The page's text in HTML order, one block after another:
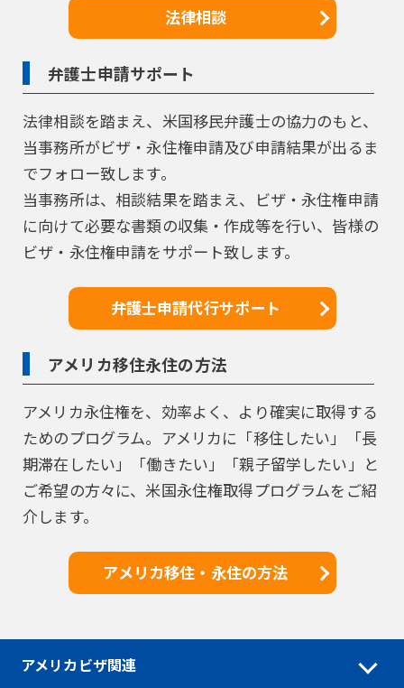
法律相談
弁護士申請サポート
法律相談を踏まえ、米国移民弁護士の協力のもと、
当事務所がビザ・永住権申請及び申請結果が出るま
でフォロー致します。
当事務所は、相談結果を踏まえ、ビザ・永住権申請
に向けて必要な書類の収集・作成等を行い、皆様の
ビザ・永住権申請をサポート致します。
弁護士申請代行サポート
アメリカ移住永住の方法
アメリカ永住権を、効率よく、より確実に取得する
ためのプログラム。アメリカに「移住したい」「長
期滞在したい」「働きたい」「親子留学したい」と
ご希望の方々に、米国永住権取得プログラムをご紹
介します。
アメリカ移住・永住の方法
アメリカビザ関連